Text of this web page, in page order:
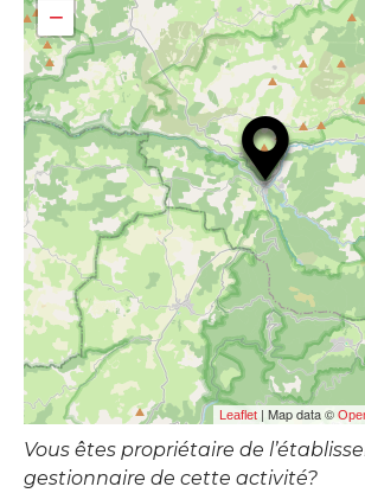
−
Leaflet | Map data ©
Vous êtes propriétaire de
gestionnaire de cette activité?